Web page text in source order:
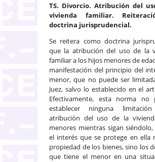
TS. Divorcio. Atribución del
vivienda familiar.
doctrina jurisprudencial.
Se reitera como doctrina
que la atribución del uso de la
familiar a los hijos menores de
manifestación del principio del
menor, que no puede ser
Juez, salvo lo establecido en el
Efectivamente, esta norma no
establecer ninguna
atribución del uso de la
menores mientras sigan
el interés que se protege en ella
propiedad de los bienes, sino los
que tiene el menor en una